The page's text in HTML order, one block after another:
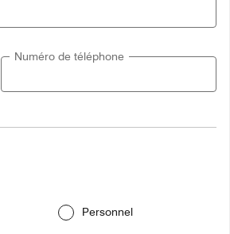
Numéro de téléphone
Personnel